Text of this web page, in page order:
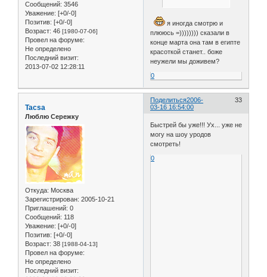
Сообщений: 3546
Уважение: [+0/-0]
Позитив: [+0/-0]
Возраст: 46 [1980-07-06]
Провел на форуме:
Не определено
Последний визит:
2013-07-02 12:28:11
я иногда смотрю и
плююсь =)))))))) сказали в
конце марта она там в египте
красоткой станет.. боже
неужели мы доживем?
0
Поделиться 33
2006-
03-16 16:54:00
Tacsa
Люблю Сережку
Откуда: Москва
Зарегистрирован: 2005-10-21
Приглашений: 0
Сообщений: 118
Уважение: [+0/-0]
Позитив: [+0/-0]
Возраст: 38 [1988-04-13]
Провел на форуме:
Не определено
Последний визит:
Быстрей бы уже!!! Ух... уже не
могу на шоу уродов
смотреть!
0